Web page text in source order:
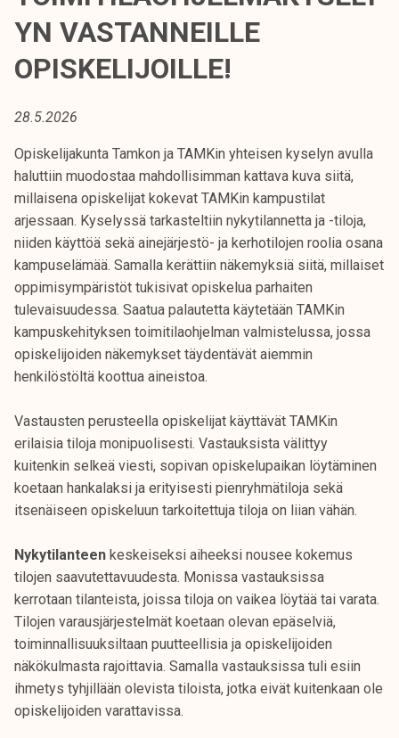
k
o
k
e
a
l
n
o
i
k
l
i
j
k
u
n
t
a
YN VASTANNEILLE
OPISKELIJOILLE!
28.5.2026
Opiskelijakunta Tamkon ja TAMKin yhteisen kyselyn avulla
haluttiin muodostaa mahdollisimman kattava kuva siitä,
millaisena opiskelijat kokevat TAMKin kampustilat
arjessaan. Kyselyssä tarkasteltiin nykytilannetta ja -tiloja,
niiden käyttöä sekä ainejärjestö- ja kerhotilojen roolia osana
kampuselämää. Samalla kerättiin näkemyksiä siitä, millaiset
oppimisympäristöt tukisivat opiskelua parhaiten
tulevaisuudessa. Saatua palautetta käytetään TAMKin
kampuskehityksen toimitilaohjelman valmistelussa, jossa
opiskelijoiden näkemykset täydentävät aiemmin
henkilöstöltä koottua aineistoa.
Vastausten perusteella opiskelijat käyttävät TAMKin
erilaisia tiloja monipuolisesti. Vastauksista välittyy
kuitenkin selkeä viesti, sopivan opiskelupaikan löytäminen
koetaan hankalaksi ja erityisesti pienryhmätiloja sekä
itsenäiseen opiskeluun tarkoitettuja tiloja on liian vähän.
Nykytilanteen keskeiseksi aiheeksi nousee kokemus
tilojen saavutettavuudesta. Monissa vastauksissa
kerrotaan tilanteista, joissa tiloja on vaikea löytää tai varata.
Tilojen varausjärjestelmät koetaan olevan epäselviä,
toiminnallisuuksiltaan puutteellisia ja opiskelijoiden
näkökulmasta rajoittavia. Samalla vastauksissa tuli esiin
ihmetys tyhjillään olevista tiloista, jotka eivät kuitenkaan ole
opiskelijoiden varattavissa.